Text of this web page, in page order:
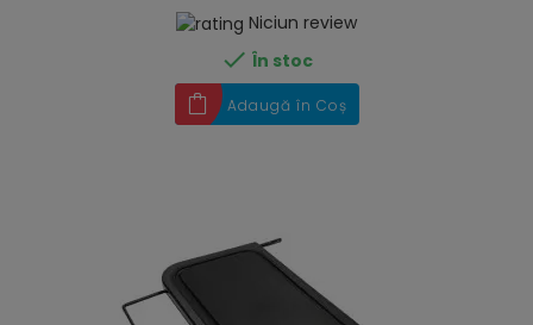
Niciun review
 În stoc
Adaugă în Coș